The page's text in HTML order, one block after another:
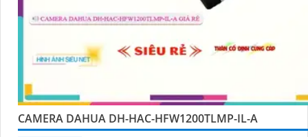
CAMERA DAHUA DH-HAC-HFW1200TLMP-IL-A